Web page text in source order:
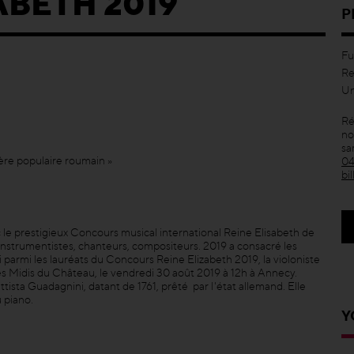
populaire roumain »
prestigieux Concours musical international Reine Elisabeth de
chanteurs, compositeurs. 2019 a consacré les
parmi les lauréats du Concours Reine Elizabeth 2019, la violoniste
du Château, le vendredi 30 août 2019 à 12h à Annecy.
Guadagnini, datant de 1761, prêté par l'état allemand. Elle